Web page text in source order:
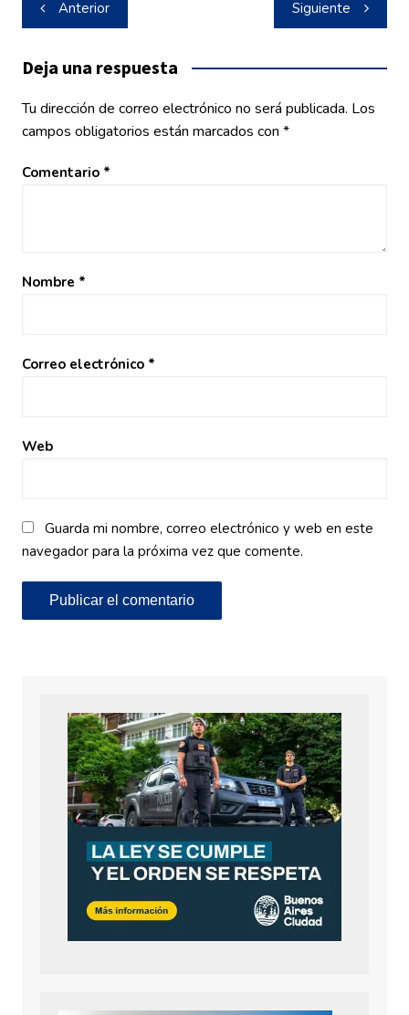
de
entradas
Anterior Siguiente
Deja una respuesta
Tu dirección de correo electrónico no será publicada. Los
campos obligatorios están marcados con *
Comentario *
Nombre *
Correo electrónico *
Web
Guarda mi nombre, correo electrónico y web en este
navegador para la próxima vez que comente.